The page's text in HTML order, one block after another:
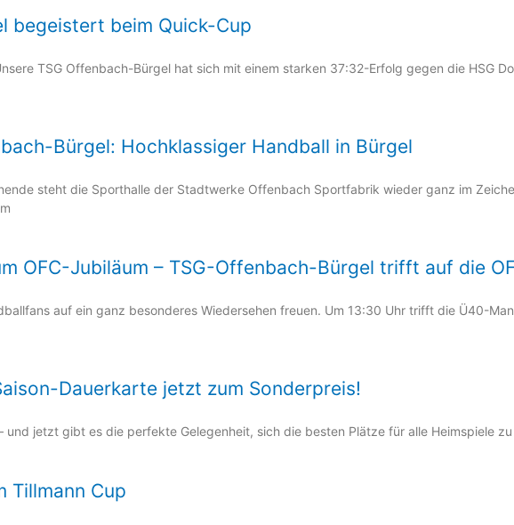
begeistert beim Quick-Cup
TSG Offenbach-Bürgel hat sich mit einem starken 37:32-Erfolg gegen die HSG
Bürgel: Hochklassiger Handball in Bürgel
steht die Sporthalle der Stadtwerke Offenbach Sportfabrik wieder ganz im
OFC-Jubiläum – TSG-Offenbach-Bürgel trifft auf die
auf ein ganz besonderes Wiedersehen freuen. Um 13:30 Uhr trifft die Ü40-
Dauerkarte jetzt zum Sonderpreis!
und jetzt gibt es die perfekte Gelegenheit, sich die besten Plätze für alle Heimspiele
Tillmann Cup